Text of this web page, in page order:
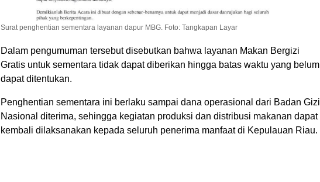
Surat penghentian sementara layanan dapur MBG. Foto: Tangkapan Layar
Dalam pengumuman tersebut disebutkan bahwa layanan Makan Bergizi
Gratis untuk sementara tidak dapat diberikan hingga batas waktu yang belum
dapat ditentukan.
Penghentian sementara ini berlaku sampai dana operasional dari Badan Gizi
Nasional diterima, sehingga kegiatan produksi dan distribusi makanan dapat
kembali dilaksanakan kepada seluruh penerima manfaat di Kepulauan Riau.